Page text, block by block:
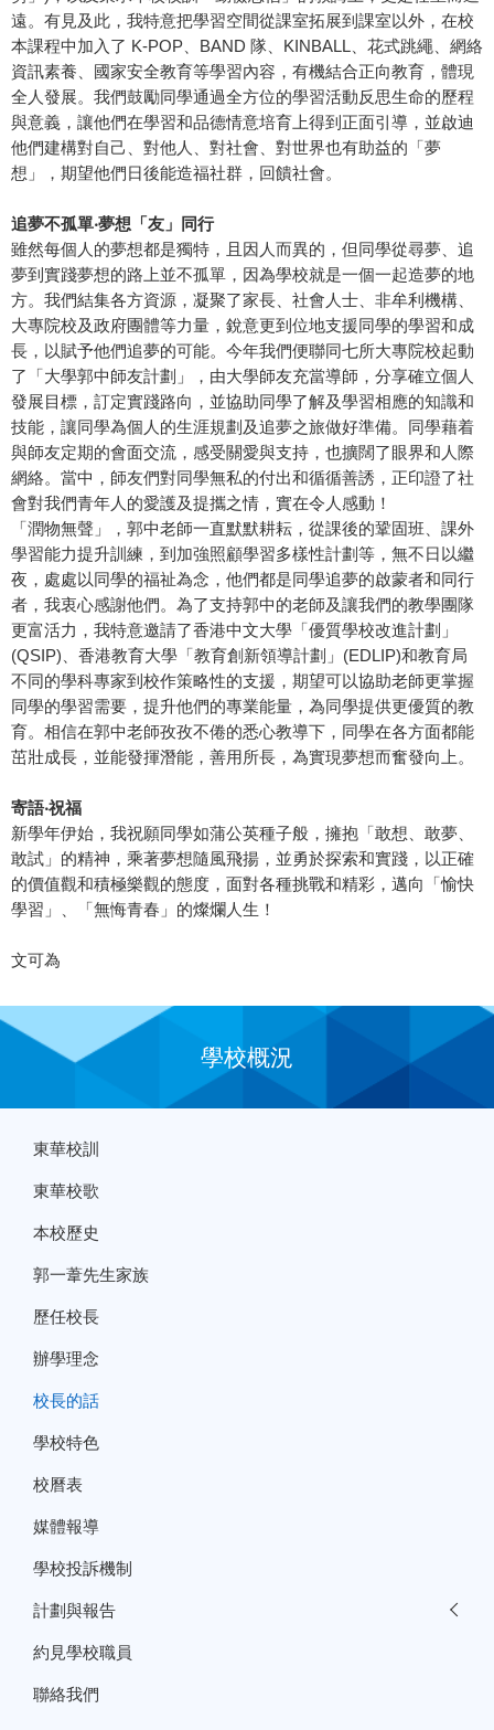
遠。有見及此，我特意把學習空間從課室拓展到課室以外，在校
本課程中加入了 K-POP、BAND 隊、KINBALL、花式跳繩、網絡
資訊素養、國家安全教育等學習內容，有機結合正向教育，體現
全人發展。我們鼓勵同學通過全方位的學習活動反思生命的歷程
與意義，讓他們在學習和品德情意培育上得到正面引導，並啟迪
他們建構對自己、對他人、對社會、對世界也有助益的「夢
想」，期望他們日後能造福社群，回饋社會。
追夢不孤單‧夢想「友」同行
雖然每個人的夢想都是獨特，且因人而異的，但同學從尋夢、追
夢到實踐夢想的路上並不孤單，因為學校就是一個一起造夢的地
方。我們結集各方資源，凝聚了家長、社會人士、非牟利機構、
大專院校及政府團體等力量，銳意更到位地支援同學的學習和成
長，以賦予他們追夢的可能。今年我們便聯同七所大專院校起動
了「大學郭中師友計劃」，由大學師友充當導師，分享確立個人
發展目標，訂定實踐路向，並協助同學了解及學習相應的知識和
技能，讓同學為個人的生涯規劃及追夢之旅做好準備。同學藉着
與師友定期的會面交流，感受關愛與支持，也擴闊了眼界和人際
網絡。當中，師友們對同學無私的付出和循循善誘，正印證了社
會對我們青年人的愛護及提攜之情，實在令人感動！
「潤物無聲」，郭中老師一直默默耕耘，從課後的鞏固班、課外
學習能力提升訓練，到加強照顧學習多樣性計劃等，無不日以繼
夜，處處以同學的福祉為念，他們都是同學追夢的啟蒙者和同行
者，我衷心感謝他們。為了支持郭中的老師及讓我們的教學團隊
更富活力，我特意邀請了香港中文大學「優質學校改進計劃」
(QSIP)、香港教育大學「教育創新領導計劃」(EDLIP)和教育局
不同的學科專家到校作策略性的支援，期望可以協助老師更掌握
同學的學習需要，提升他們的專業能量，為同學提供更優質的教
育。相信在郭中老師孜孜不倦的悉心教導下，同學在各方面都能
茁壯成長，並能發揮潛能，善用所長，為實現夢想而奮發向上。
寄語‧祝福
新學年伊始，我祝願同學如蒲公英種子般，擁抱「敢想、敢夢、
敢試」的精神，乘著夢想隨風飛揚，並勇於探索和實踐，以正確
的價值觀和積極樂觀的態度，面對各種挑戰和精彩，邁向「愉快
學習」、「無悔青春」的燦爛人生！
文可為
學校概況
東華校訓
東華校歌
本校歷史
郭一葦先生家族
歷任校長
辦學理念
校長的話
學校特色
校曆表
媒體報導
學校投訴機制
計劃與報告
約見學校職員
聯絡我們